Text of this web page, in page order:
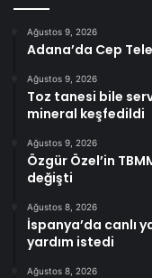
Ağustos 9, 2026
Adana’da Cep
Ağustos 9, 2026
Toz tanesi bile
mineral keşfedildi
Ağustos 9, 2026
Özgür Özel’in
değişti
Ağustos 8, 2026
İspanya’da canlı
yardım istedi
Ağustos 8, 2026